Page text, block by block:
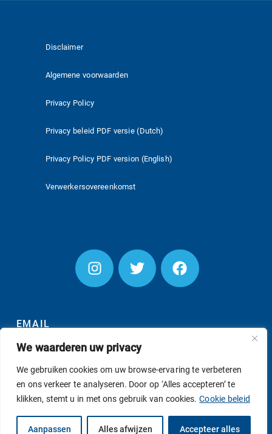
We waarderen uw privacy
We gebruiken cookies om uw browse-ervaring te verbeteren
en ons verkeer te analyseren. Door op ‘Alles accepteren’ te
klikken, stemt u in met ons gebruik van cookies. Cookie beleid
Aanpassen Alles afwijzen Accepteer alles
EMAIL
INSCHRIJVEN
© AS SUPPORT B.V. 2026
Disclaimer
Algemene voorwaarden
Privacy Policy
Privacy beleid PDF versie (Dutch)
Privacy Policy PDF version (English)
Verwerkersovereenkomst